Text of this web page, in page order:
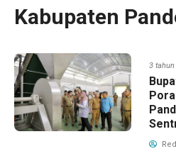
Kabupaten
3